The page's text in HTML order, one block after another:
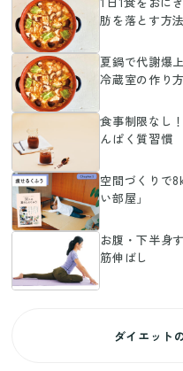
肪を落とす方法
夏鍋で代謝爆
冷蔵室の作り方
食事制限なし
んぱく質習慣
空間づくりで
い部屋」
お腹・下半身
筋伸ばし
ダイエット